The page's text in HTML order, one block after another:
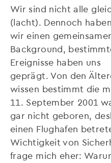
Wir sind nicht alle
(lacht). Dennoch haben
wir einen
Background,
Ereignisse haben uns
geprägt. Von den
wissen bestimmt die
11. September 2001
gar nicht geboren,
einen Flughafen
Wichtigkeit von
frage mich eher: